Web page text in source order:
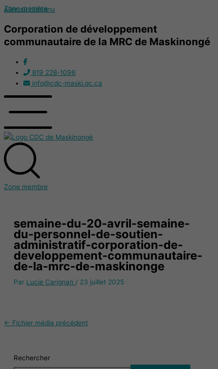
Aller au contenu
Zone membre
Corporation de développement
communautaire de la MRC de Maskinongé
819 228-1096
info@cdc-maski.qc.ca
Zone membre
semaine-du-20-avril-semaine-
du-personnel-de-soutien-
administratif-corporation-de-
developpement-communautaire-
de-la-mrc-de-maskinonge
Par Lucie Carignan / 23 juillet 2025
← Fichier média précédent
Rechercher